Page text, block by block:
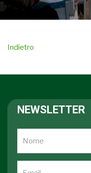
Indietro
NEWSLETTER